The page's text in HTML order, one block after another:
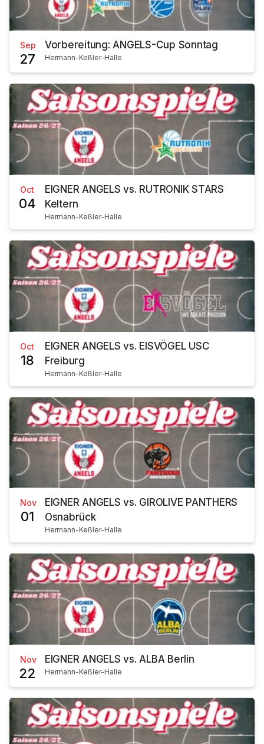
Sep
27
Vorbereitung: ANGELS-Cup Sonntag
Hermann-Keßler-Halle
Oct
04
EIGNER ANGELS vs. RUTRONIK STARS
Keltern
Hermann-Keßler-Halle
Oct
18
EIGNER ANGELS vs. EISVÖGEL USC
Freiburg
Hermann-Keßler-Halle
Nov
01
EIGNER ANGELS vs. GIROLIVE PANTHERS
Osnabrück
Hermann-Keßler-Halle
Nov
22
EIGNER ANGELS vs. ALBA Berlin
Hermann-Keßler-Halle